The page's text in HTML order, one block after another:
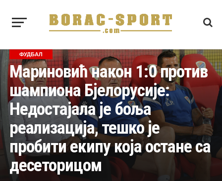
ФУДБАЛ
Мариновић након 1:0 против
шампиона Бјелорусије:
Недостајала је боља
реализација, тешко је
пробити екипу која остане са
десеторицом